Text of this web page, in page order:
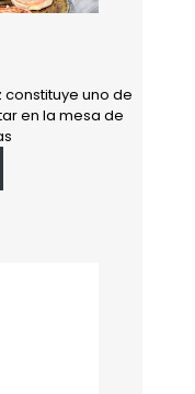
constituye uno de
en la mesa de